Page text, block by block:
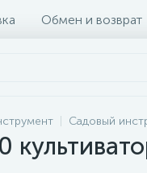
Обмен и возврат
Садовый